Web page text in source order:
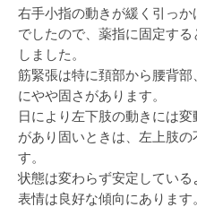
右手小指の動きが緩く引っ
でしたので、薬指に固定す
しました。
筋緊張は特に頚部から腰背
にやや固さがあります。
日により左下肢の動きには
があり固いときは、左上肢
す。
状態は変わらず安定してい
表情は良好な傾向にあります